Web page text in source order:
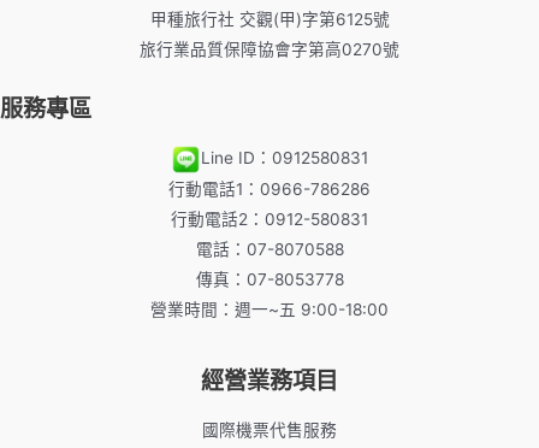
甲種旅行社 交觀(甲)字第6125號
旅行業品質保障協會字第高0270號
服務專區
Line ID：0912580831
行動電話1：0966-786286
行動電話2：0912-580831
電話：07-8070588
傳真：07-8053778
營業時間：週一~五 9:00-18:00
經營業務項目
國際機票代售服務